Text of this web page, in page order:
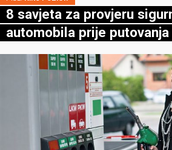
8 savjeta za provjeru
automobila prije putovanja